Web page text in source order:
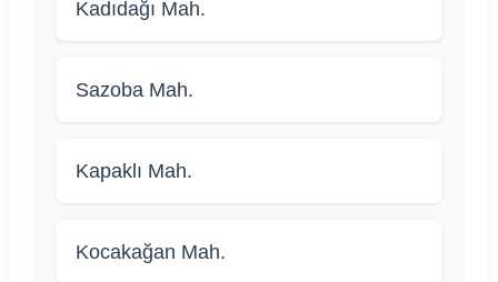
Kadıdağı Mah.
Sazoba Mah.
Kapaklı Mah.
Kocakağan Mah.